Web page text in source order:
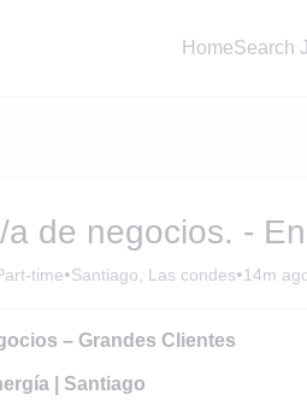
HomeSearch
a de negocios. -
time•Santiago, Las condes•14m
– Grandes Clientes
| Santiago